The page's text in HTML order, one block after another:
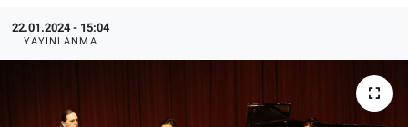
22.01.2024 - 15:04
YAYINLANMA
Alış-Veriş/İş dünyası
Kültür Sanat
Politika
Bilecik